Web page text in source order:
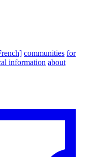
communities for
information about